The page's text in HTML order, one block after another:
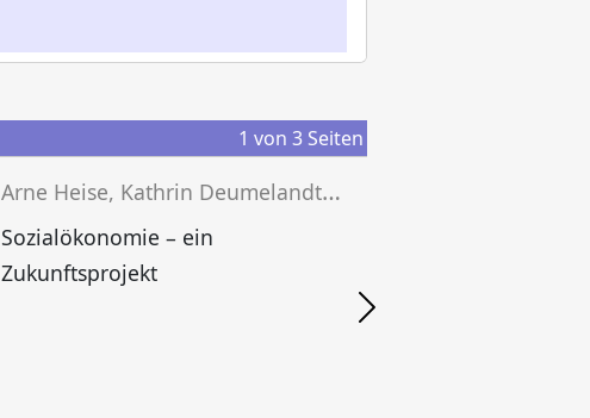
1 von 3Seiten
A
rne Heise, Kathrin Deumelandt (Hg.)
Sozialökonomie – ein
Zukunftsprojekt